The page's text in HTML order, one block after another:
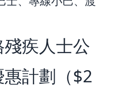
疾人士公
計劃（$2